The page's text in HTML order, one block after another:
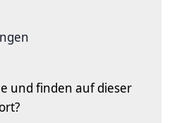
und finden auf dieser